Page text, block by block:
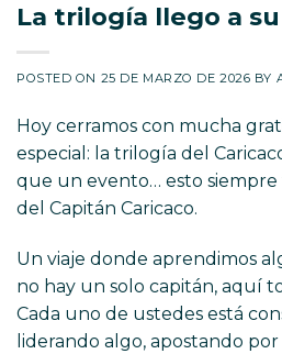
La trilogía llego a
POSTED ON 25 DE MARZO DE 2026 BY
Hoy cerramos con mucha
especial: la trilogía del
que un evento… esto siempre
del Capitán Caricaco.
Un viaje donde aprendimos
no hay un solo capitán, aquí
Cada uno de ustedes está
liderando algo, apostando